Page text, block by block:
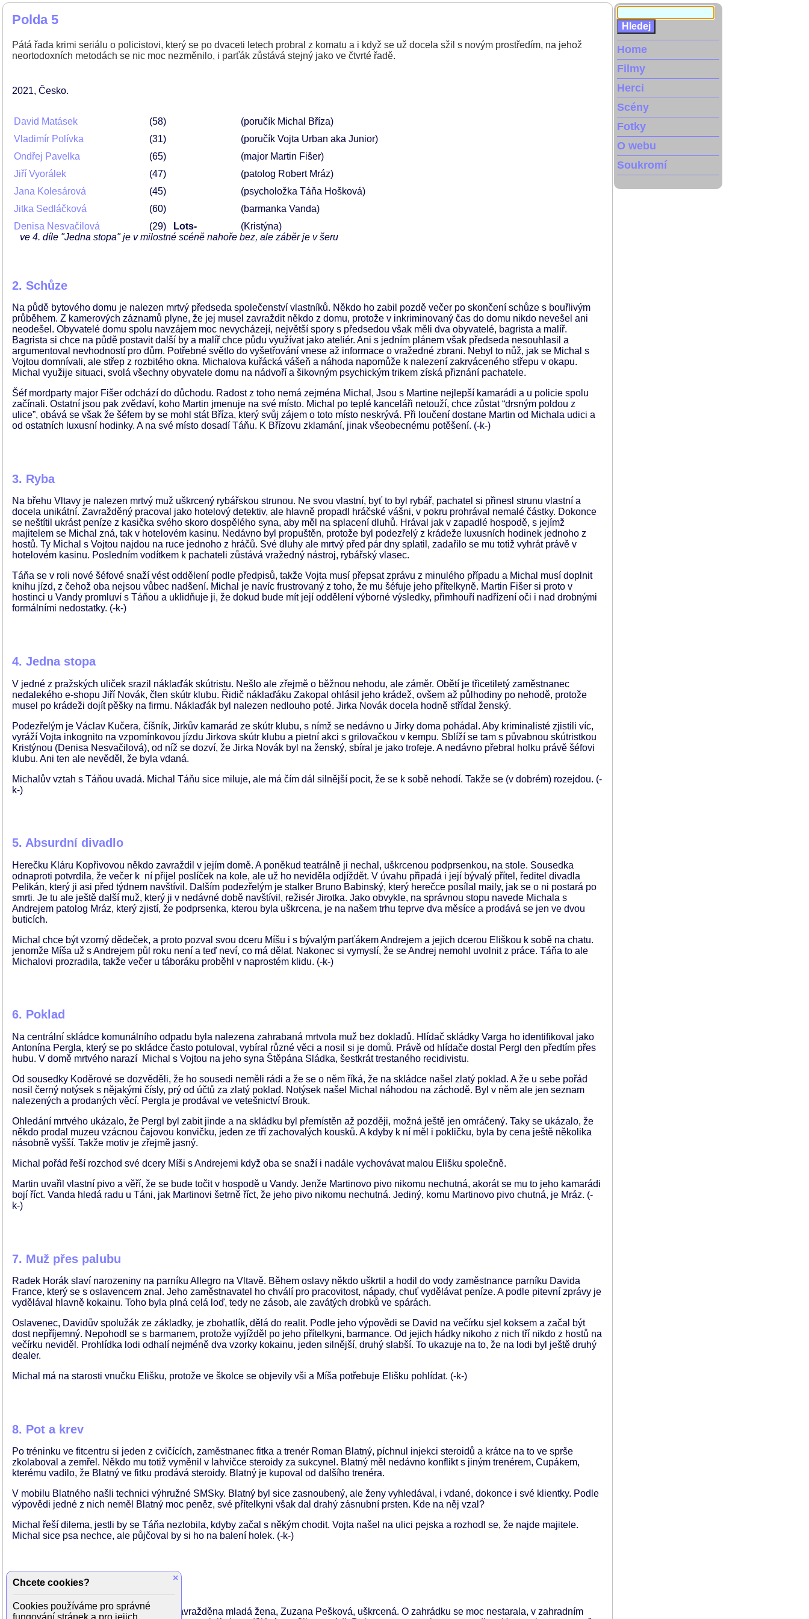
Polda 5
Pátá řada krimi seriálu o policistovi, který se po dvaceti letech probral z komatu a i když se už docela sžil s novým prostředím, na jehož
neortodoxních metodách se nic moc nezměnilo, i parťák zůstává stejný jako ve čtvrté řadě.
2021 Česko
David Matásek 58
(poručík Michal Bříza)
Vladimír Polívka
31
(poručík Vojta Urban aka Junior)
Ondřej Pavelka
65
(major Martin Fišer)
Jiří Vyorálek
47
(patolog Robert Mráz)
Jana Kolesárová
45
(psycholožka Táňa Hošková)
Jitka Sedláčková
60
(barmanka Vanda)
Denisa Nesvačilová
29 Lots-
(Kristýna)
ve 4. díle "Jedna stopa" je v milostné scéně nahoře bez, ale záběr je v šeru
2. Schůze
Na půdě bytového domu je nalezen mrtvý předseda společenství vlastníků. Někdo ho zabil pozdě večer po skončení schůze s bouřlivým
průběhem. Z kamerových záznamů plyne, že jej musel zavraždit někdo z domu, protože v inkriminovaný čas do domu nikdo nevešel ani
neodešel. Obyvatelé domu spolu navzájem moc nevycházejí, největší spory s předsedou však měli dva obyvatelé, bagrista a malíř.
Bagrista si chce na půdě postavit další by a malíř chce půdu využívat jako ateliér. Ani s jedním plánem však předseda nesouhlasil a
argumentoval nevhodností pro dům. Potřebné světlo do vyšetřování vnese až informace o vražedné zbrani. Nebyl to nůž, jak se Michal s
Vojtou domnívali, ale střep z rozbitého okna. Michalova kuřácká vášeň a náhoda napomůže k nalezení zakrváceného střepu v okapu.
Michal využije situaci, svolá všechny obyvatele domu na nádvoří a šikovným psychickým trikem získá přiznání pachatele.
Šéf mordparty major Fišer odchází do důchodu. Radost z toho nemá zejména Michal, Jsou s Martine nejlepší kamarádi a u policie spolu
začínali. Ostatní jsou pak zvědaví, koho Martin jmenuje na své místo. Michal po teplé kanceláři netouží, chce zůstat “drsným poldou z
ulice”, obává se však že šéfem by se mohl stát Bříza, který svůj zájem o toto místo neskrývá. Při loučení dostane Martin od Michala udici a
od ostatních luxusní hodinky. A na své místo dosadí Táňu. K Břízovu zklamání, jinak všeobecnému potěšení. (-k-)
3. Ryba
Na břehu Vltavy je nalezen mrtvý muž uškrcený rybářskou strunou. Ne svou vlastní, byť to byl rybář, pachatel si přinesl strunu vlastní a
docela unikátní. Zavražděný pracoval jako hotelový detektiv, ale hlavně propadl hráčské vášni, v pokru prohrával nemalé částky. Dokonce
se neštítil ukrást peníze z kasička svého skoro dospělého syna, aby měl na splacení dluhů. Hrával jak v zapadlé hospodě, s jejímž
majitelem se Michal zná, tak v hotelovém kasinu. Nedávno byl propuštěn, protože byl podezřelý z krádeže luxusních hodinek jednoho z
hostů. Ty Michal s Vojtou najdou na ruce jednoho z hráčů. Své dluhy ale mrtvý před pár dny splatil, zadařilo se mu totiž vyhrát právě v
hotelovém kasinu. Posledním vodítkem k pachateli zůstává vražedný nástroj, rybářský vlasec.
Táňa se v roli nové šéfové snaží vést oddělení podle předpisů, takže Vojta musí přepsat zprávu z minulého případu a Michal musí doplnit
knihu jízd, z čehož oba nejsou vůbec nadšení. Michal je navíc frustrovaný z toho, že mu šéfuje jeho přítelkyně. Martin Fišer si proto v
hostinci u Vandy promluví s Táňou a uklidňuje ji, že dokud bude mít její oddělení výborné výsledky, přimhouří nadřízení oči i nad drobnými
formálními nedostatky. (-k-)
4. Jedna stopa
V jedné z pražských uliček srazil náklaďák skútristu. Nešlo ale zřejmě o běžnou nehodu, ale záměr. Obětí je třicetiletý zaměstnanec
nedalekého e-shopu Jiří Novák, člen skútr klubu. Řidič náklaďáku Zakopal ohlásil jeho krádež, ovšem až půlhodiny po nehodě, protože
musel po krádeži dojít pěšky na firmu. Náklaďák byl nalezen nedlouho poté. Jirka Novák docela hodně střídal ženský.
Podezřelým je Václav Kučera, číšník, Jirkův kamarád ze skútr klubu, s nímž se nedávno u Jirky doma pohádal. Aby kriminalisté zjistili víc,
vyráží Vojta inkognito na vzpomínkovou jízdu Jirkova skútr klubu a pietní akci s grilovačkou v kempu. Sblíží se tam s půvabnou skútristkou
Kristýnou (Denisa Nesvačilová), od níž se dozví, že Jirka Novák byl na ženský, sbíral je jako trofeje. A nedávno přebral holku právě šéfovi
klubu. Ani ten ale nevěděl, že byla vdaná.
Michalův vztah s Táňou uvadá. Michal Táňu sice miluje, ale má čím dál silnější pocit, že se k sobě nehodí. Takže se (v dobrém) rozejdou. (-
k-)
5. Absurdní divadlo
Herečku Kláru Kopřivovou někdo zavraždil v jejím domě. A poněkud teatrálně ji nechal, uškrcenou podprsenkou, na stole. Sousedka
odnaproti potvrdila, že večer k ní přijel poslíček na kole, ale už ho neviděla odjíždět. V úvahu připadá i její bývalý přítel, ředitel divadla
Pelikán, který ji asi před týdnem navštívil. Dalším podezřelým je stalker Bruno Babinský, který herečce posílal maily, jak se o ni postará po
smrti. Je tu ale ještě další muž, který ji v nedávné době navštívil, režisér Jirotka. Jako obvykle, na správnou stopu navede Michala s
Andrejem patolog Mráz, který zjistí, že podprsenka, kterou byla uškrcena, je na našem trhu teprve dva měsíce a prodává se jen ve dvou
buticích.
Michal chce být vzorný dědeček, a proto pozval svou dceru Míšu i s bývalým parťákem Andrejem a jejich dcerou Eliškou k sobě na chatu.
jenomže Míša už s Andrejem půl roku není a teď neví, co má dělat. Nakonec si vymyslí, že se Andrej nemohl uvolnit z práce. Táňa to ale
Michalovi prozradila, takže večer u táboráku proběhl v naprostém klidu. (-k-)
6. Poklad
Na centrální skládce komunálního odpadu byla nalezena zahrabaná mrtvola muž bez dokladů. Hlídač skládky Varga ho identifikoval jako
Antonína Pergla, který se po skládce často potuloval, vybíral různé věci a nosil si je domů. Právě od hlídače dostal Pergl den předtím přes
hubu. V domě mrtvého narazí Michal s Vojtou na jeho syna Štěpána Sládka, šestkrát trestaného recidivistu.
Od sousedky Koděrové se dozvěděli, že ho sousedi neměli rádi a že se o něm říká, že na skládce našel zlatý poklad. A že u sebe pořád
nosil černý notýsek s nějakými čísly, prý od účtů za zlatý poklad. Notýsek našel Michal náhodou na záchodě. Byl v něm ale jen seznam
nalezených a prodaných věcí. Pergla je prodával ve vetešnictví Brouk.
Ohledání mrtvého ukázalo, že Pergl byl zabit jinde a na skládku byl přemístěn až později, možná ještě jen omráčený. Taky se ukázalo, že
někdo prodal muzeu vzácnou čajovou konvičku, jeden ze tří zachovalých kousků. A kdyby k ní měl i pokličku, byla by cena ještě několika
násobně vyšší. Takže motiv je zřejmě jasný.
Michal pořád řeší rozchod své dcery Míši s Andrejemi když oba se snaží i nadále vychovávat malou Elišku společně.
Martin uvařil vlastní pivo a věří, že se bude točit v hospodě u Vandy. Jenže Martinovo pivo nikomu nechutná, akorát se mu to jeho kamarádi
bojí říct. Vanda hledá radu u Táni, jak Martinovi šetrně říct, že jeho pivo nikomu nechutná. Jediný, komu Martinovo pivo chutná, je Mráz. (-
k-)
7. Muž přes palubu
Radek Horák slaví narozeniny na parníku Allegro na Vltavě. Během oslavy někdo uškrtil a hodil do vody zaměstnance parníku Davida
France, který se s oslavencem znal. Jeho zaměstnavatel ho chválí pro pracovitost, nápady, chuť vydělávat peníze. A podle pitevní zprávy je
vydělával hlavně kokainu. Toho byla plná celá loď, tedy ne zásob, ale zavátých drobků ve spárách.
Oslavenec, Davidův spolužák ze základky, je zbohatlík, dělá do realit. Podle jeho výpovědi se David na večírku sjel koksem a začal být
dost nepříjemný. Nepohodl se s barmanem, protože vyjížděl po jeho přítelkyni, barmance. Od jejich hádky nikoho z nich tří nikdo z hostů na
večírku neviděl. Prohlídka lodi odhalí nejméně dva vzorky kokainu, jeden silnější, druhý slabší. To ukazuje na to, že na lodi byl ještě druhý
dealer.
Michal má na starosti vnučku Elišku, protože ve školce se objevily vši a Míša potřebuje Elišku pohlídat. (-k-)
8. Pot a krev
Po tréninku ve fitcentru si jeden z cvičících, zaměstnanec fitka a trenér Roman Blatný, píchnul injekci steroidů a krátce na to ve sprše
zkolaboval a zemřel. Někdo mu totiž vyměnil v lahvičce steroidy za sukcynel. Blatný měl nedávno konflikt s jiným trenérem, Cupákem,
kterému vadilo, že Blatný ve fitku prodává steroidy. Blatný je kupoval od dalšího trenéra.
V mobilu Blatného našli technici výhružné SMSky. Blatný byl sice zasnoubený, ale ženy vyhledával, i vdané, dokonce i své klientky. Podle
výpovědi jedné z nich neměl Blatný moc peněz, své přítelkyni však dal drahý zásnubní prsten. Kde na něj vzal?
Michal řeší dilema, jestli by se Táňa nezlobila, kdyby začal s někým chodit. Vojta našel na ulici pejska a rozhodl se, že najde majitele.
Michal sice psa nechce, ale půjčoval by si ho na balení holek. (-k-)
9. Zahrádkáři
V zahrádkářské kolonii Vápenka byla zavražděna mladá žena, Zuzana Pešková, uškrcená. O zahrádku se moc nestarala, v zahradním
Home
Filmy
Herci
Scény
Fotky
O webu
Soukromí
×
Chcete cookies?
Cookies používáme pro správné
fungování stránek a pro jejich